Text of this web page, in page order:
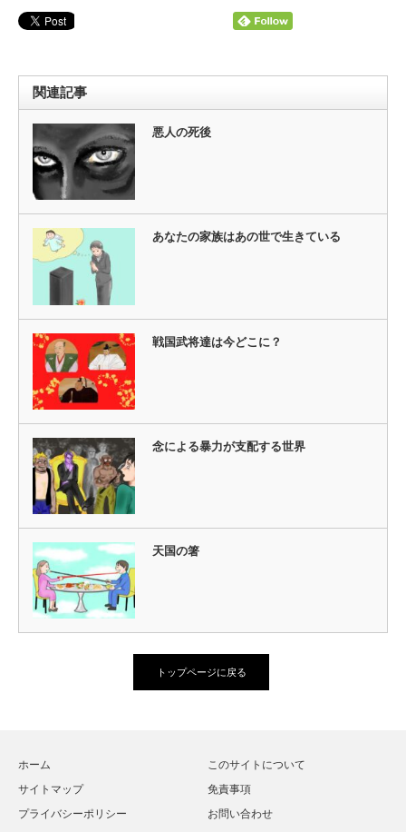
関連記事
悪人の死後
あなたの家族はあの世で生きている
戦国武将達は今どこに？
念による暴力が支配する世界
天国の箸
トップページに戻る
ホーム
このサイトについて
サイトマップ
免責事項
プライバシーポリシー
お問い合わせ